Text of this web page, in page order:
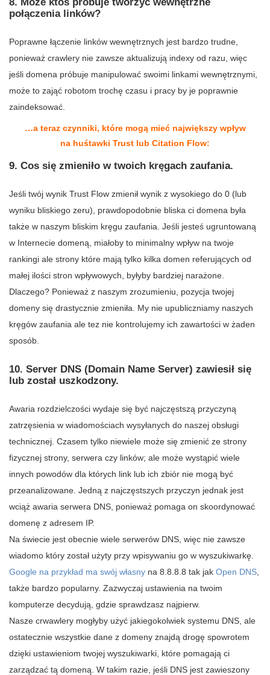
połączenia linków?
Poprawne łączenie linków wewnętrznych jest bardzo trudne,
ponieważ crawlery nie zawsze aktualizują indexy od razu, więc
jeśli domena próbuje manipulować swoimi linkami wewnętrznymi,
może to zająć robotom trochę czasu i pracy by je poprawnie
zaindeksować.
…a teraz czynniki, które mogą mieć największy wpływ
na huśtawki Trust lub Citation Flow:
9. Cos się zmieniło w twoich kręgach zaufania.
Jeśli twój wynik Trust Flow zmienił wynik z wysokiego do 0 (lub
wyniku bliskiego zeru), prawdopodobnie bliska ci domena była
także w naszym bliskim kręgu zaufania. Jeśli jesteś ugruntowaną
w Internecie domeną, miałoby to minimalny wpływ na twoje
rankingi ale strony które mają tylko kilka domen referujących od
małej ilości stron wpływowych, byłyby bardziej narażone.
Dlaczego? Ponieważ z naszym zrozumieniu, pozycja twojej
domeny się drastycznie zmieniła. My nie upubliczniamy naszych
kręgów zaufania ale tez nie kontrolujemy ich zawartości w żaden
sposób.
10. Server DNS (Domain Name Server) zawiesił się
lub został uszkodzony.
Awaria rozdzielczości wydaje się być najczęstszą przyczyną
zatrzęsienia w wiadomościach wysyłanych do naszej obsługi
technicznej. Czasem tylko niewiele może się zmienić ze strony
fizycznej strony, serwera czy linków; ale może wystąpić wiele
innych powodów dla których link lub ich zbiór nie mogą być
przeanalizowane. Jedną z najczęstszych przyczyn jednak jest
wciąż awaria serwera DNS, ponieważ pomaga on skoordynować
domenę z adresem IP.
Na świecie jest obecnie wiele serwerów DNS, więc nie zawsze
wiadomo który został użyty przy wpisywaniu go w wyszukiwarkę.
Google na przykład ma swój własny na 8.8.8.8 tak jak Open DNS
także bardzo popularny. Zazwyczaj ustawienia na twoim
komputerze decydują, gdzie sprawdzasz najpierw.
Nasze crwawlery mogłyby użyć jakiegokolwiek systemu DNS, ale
ostatecznie wszystkie dane z domeny znajdą drogę spowrotem
dzięki ustawieniom twojej wyszukiwarki, które pomagają ci
zarządzać tą domeną. W takim razie, jeśli DNS jest zawieszony